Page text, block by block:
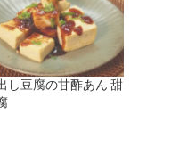
し豆腐の甘酢あん 甜